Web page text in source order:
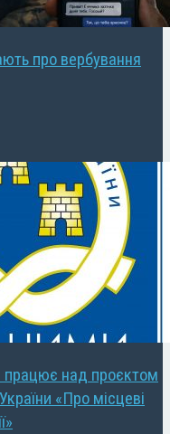
про вербування
працює над проєктом
«Про місцеві